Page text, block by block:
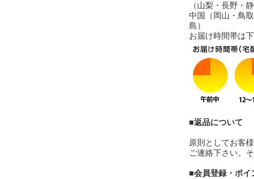
（山梨・長野・
中国（岡山・鳥
島）
お届け時間帯は
■返品について
原則としてお客
ご連絡下さい。
■会員登録・ポイ